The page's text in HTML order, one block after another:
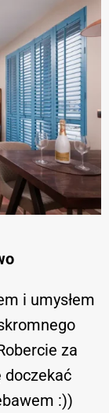
i umysłem
za
doczekać
:))